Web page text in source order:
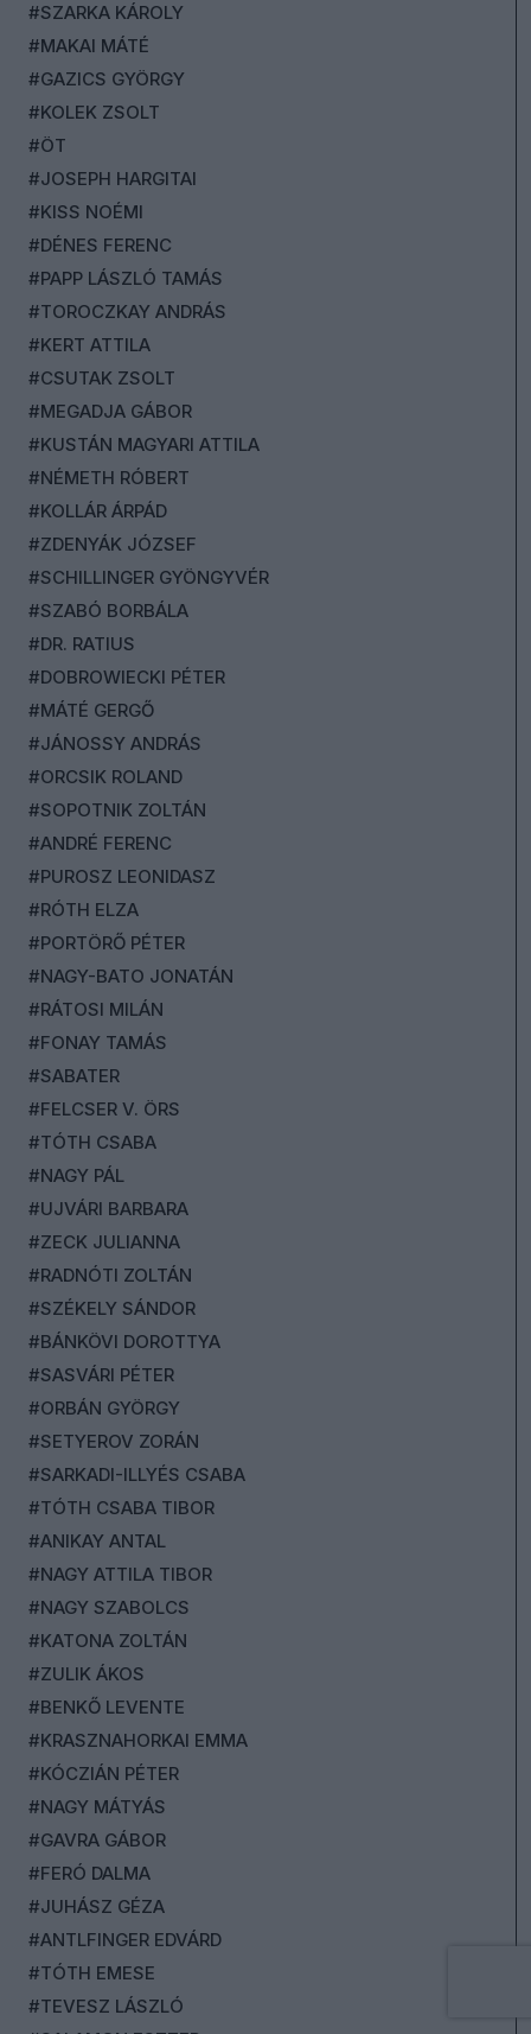
#SZARKA KÁROLY
#MAKAI MÁTÉ
#GAZICS GYÖRGY
#KOLEK ZSOLT
#ÖT
#JOSEPH HARGITAI
#KISS NOÉMI
#DÉNES FERENC
#PAPP LÁSZLÓ TAMÁS
#TOROCZKAY ANDRÁS
#KERT ATTILA
#CSUTAK ZSOLT
#MEGADJA GÁBOR
#KUSTÁN MAGYARI ATTILA
#NÉMETH RÓBERT
#KOLLÁR ÁRPÁD
#ZDENYÁK JÓZSEF
#SCHILLINGER GYÖNGYVÉR
#SZABÓ BORBÁLA
#DR. RATIUS
#DOBROWIECKI PÉTER
#MÁTÉ GERGŐ
#JÁNOSSY ANDRÁS
#ORCSIK ROLAND
#SOPOTNIK ZOLTÁN
#ANDRÉ FERENC
#PUROSZ LEONIDASZ
#RÓTH ELZA
#PORTÖRŐ PÉTER
#NAGY-BATO JONATÁN
#RÁTOSI MILÁN
#FONAY TAMÁS
#SABATER
#FELCSER V. ÖRS
#TÓTH CSABA
#NAGY PÁL
#UJVÁRI BARBARA
#ZECK JULIANNA
#RADNÓTI ZOLTÁN
#SZÉKELY SÁNDOR
#BÁNKÖVI DOROTTYA
#SASVÁRI PÉTER
#ORBÁN GYÖRGY
#SETYEROV ZORÁN
#SARKADI-ILLYÉS CSABA
#TÓTH CSABA TIBOR
#ANIKAY ANTAL
#NAGY ATTILA TIBOR
#NAGY SZABOLCS
#KATONA ZOLTÁN
#ZULIK ÁKOS
#BENKŐ LEVENTE
#KRASZNAHORKAI EMMA
#KÓCZIÁN PÉTER
#NAGY MÁTYÁS
#GAVRA GÁBOR
#FERÓ DALMA
#JUHÁSZ GÉZA
#ANTLFINGER EDVÁRD
#TÓTH EMESE
#TEVESZ LÁSZLÓ